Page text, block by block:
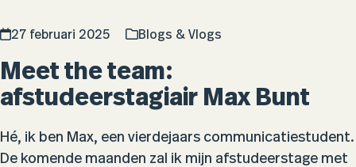
27 februari 2025 Blogs & Vlogs
Meet the team:
afstudeerstagiair Max Bunt
Hé, ik ben Max, een vierdejaars communicatiestudent.
De komende maanden zal ik mijn afstudeerstage met